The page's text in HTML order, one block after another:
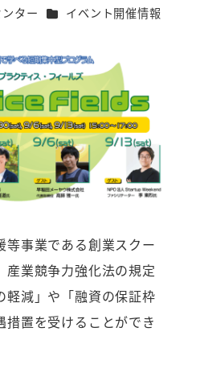
ター カテゴリー
イベント開催情報
等事業である創業スクー
産業競争力強化法の規定
軽減」や「融資の保証枠
措置を受けることができ